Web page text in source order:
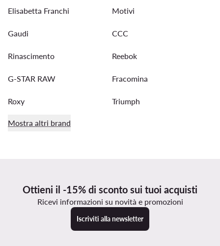
Elisabetta Franchi Motivi
Gaudi CCC
Rinascimento Reebok
G-STAR RAW Fracomina
Roxy Triumph
Mostra altri brand
Ottieni il -15% di sconto sui tuoi acquisti
Ricevi informazioni su novità e promozioni
Iscriviti alla newsletter